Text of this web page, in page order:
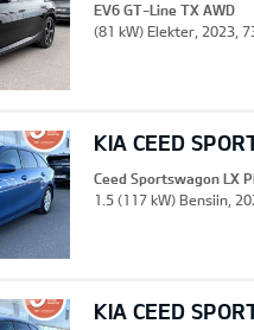
EV6 GT-Line TX AWD
(81 kW) Elekter, 2023,
KIA CEED
Ceed Sportswagon LX
1.5 (117 kW) Bensiin,
KIA CEED